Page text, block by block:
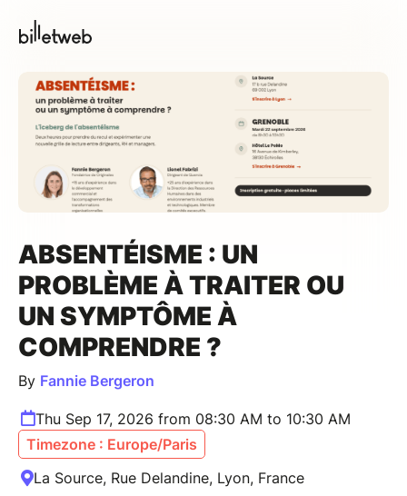
ABSENTÉISME : UN
PROBLÈME À TRAITER OU
UN SYMPTÔME À
COMPRENDRE ?
By Fannie Bergeron
Thu Sep 17, 2026 from 08:30 AM to 10:30 AM
Timezone : Europe/Paris
La Source, Rue Delandine, Lyon, France